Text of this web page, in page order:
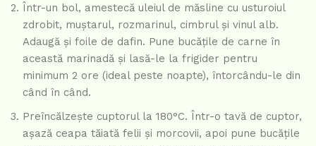
Într-un bol, amestecă uleiul de măsline cu usturoiul
zdrobit, muștarul, rozmarinul, cimbrul și vinul alb.
Adaugă și foile de dafin. Pune bucățile de carne în
această marinadă și lasă-le la frigider pentru
minimum 2 ore (ideal peste noapte), întorcându-le din
când în când.
Preîncălzește cuptorul la 180°C. Într-o tavă de cuptor,
așază ceapa tăiată felii și morcovii, apoi pune bucățile